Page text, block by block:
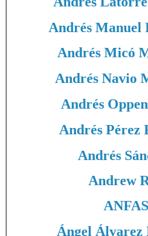
Andrés Manuel
Andrés Micó
Andrés Navio
Andrés
Andrés Pérez
Andrés
Andrew
ANFAS
Ángel Álvarez